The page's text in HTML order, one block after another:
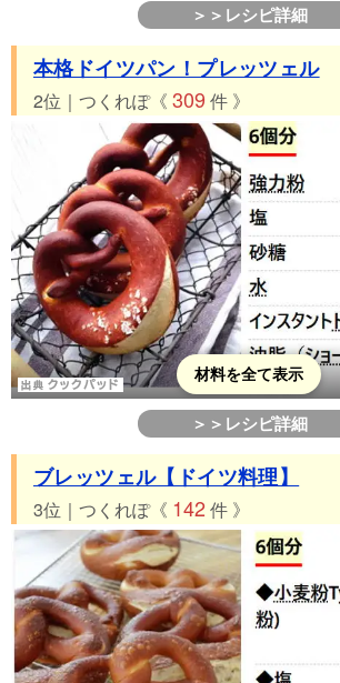
＞＞レシピ詳細
本格ドイツパン！プレッツェル
2位｜つくれぽ《 309 件 》
材料を全て表示
＞＞レシピ詳細
ブレッツェル【ドイツ料理】
3位｜つくれぽ《 142 件 》